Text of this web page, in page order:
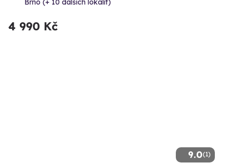
Brno (+ 10 dalších lokalit)
4 990 Kč
9.0(1)